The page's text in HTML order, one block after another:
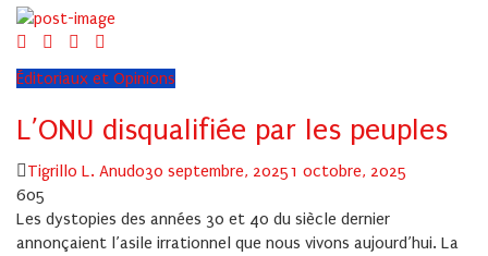
Éditoriaux et Opinions
L’ONU disqualifiée par les peuples
Author
Tigrillo L. AnudoPosted
30 septembre, 20251 octobre, 2025
605
Les dystopies des années 30 et 40 du siècle dernier
annonçaient l’asile irrationnel que nous vivons aujourd’hui. La